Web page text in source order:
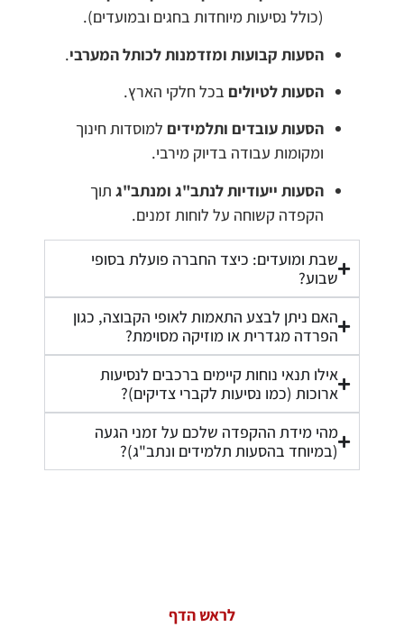
(כולל נסיעות מיוחדות בחגים ובמועדים).
הסעות קבועות ומזדמנות לכותל המערבי.
הסעות לטיולים בכל חלקי הארץ.
הסעות עובדים ותלמידים למוסדות חינוך
ומקומות עבודה בדיוק מירבי.
הסעות ייעודיות לנתב"ג ומנתב"ג תוך
הקפדה קשוחה על לוחות זמנים.
שבת ומועדים: כיצד החברה פועלת בסופי
שבוע?
האם ניתן לבצע התאמות לאופי הקבוצה, כגון
הפרדה מגדרית או מוזיקה מסוימת?
אילו תנאי נוחות קיימים ברכבים לנסיעות
ארוכות (כמו נסיעות לקברי צדיקים)?
מהי מידת ההקפדה שלכם על זמני הגעה
(במיוחד בהסעות תלמידים ונתב"ג)?
לראש הדף